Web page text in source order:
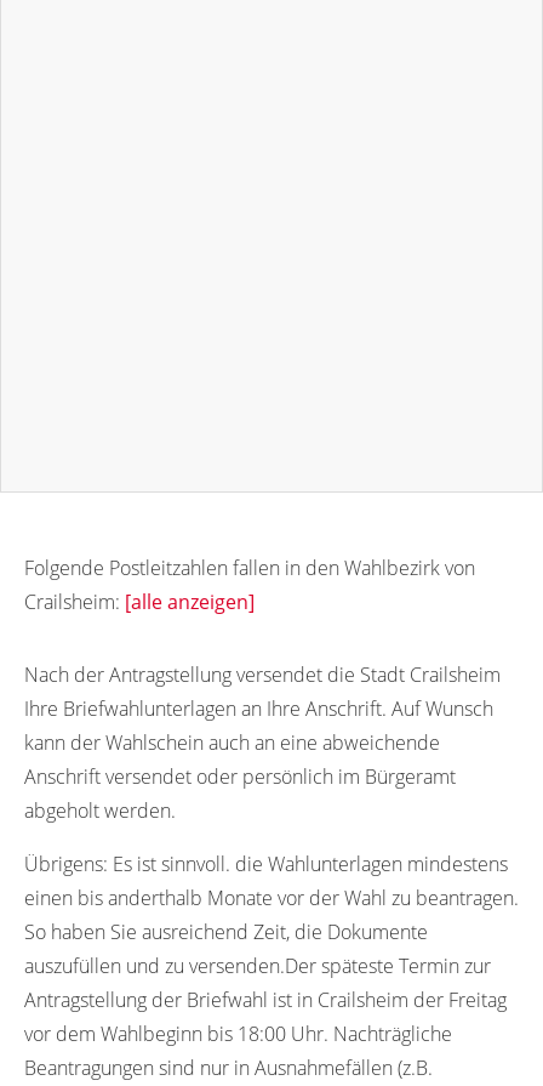
Folgende Postleitzahlen fallen in den Wahlbezirk von
Crailsheim: [alle anzeigen]
74556
Nach der Antragstellung versendet die Stadt Crailsheim
Ihre Briefwahlunterlagen an Ihre Anschrift. Auf Wunsch
kann der Wahlschein auch an eine abweichende
Anschrift versendet oder persönlich im Bürgeramt
abgeholt werden.
Übrigens: Es ist sinnvoll. die Wahlunterlagen mindestens
einen bis anderthalb Monate vor der Wahl zu beantragen.
So haben Sie ausreichend Zeit, die Dokumente
auszufüllen und zu versenden.Der späteste Termin zur
Antragstellung der Briefwahl ist in Crailsheim der Freitag
vor dem Wahlbeginn bis 18:00 Uhr. Nachträgliche
Beantragungen sind nur in Ausnahmefällen (z.B.